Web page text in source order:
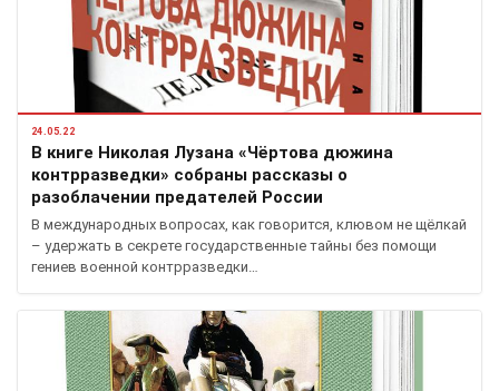
24.05.22
В книге Николая Лузана «Чёртова дюжина
контрразведки» собраны рассказы о
разоблачении предателей России
В международных вопросах, как говорится, клювом не щёлкай
– удержать в секрете государственные тайны без помощи
гениев военной контрразведки…